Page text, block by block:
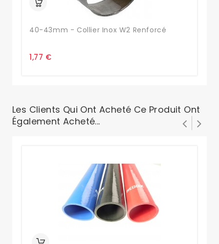
40-43mm - Collier Inox W2 Renforcé
1,77 €
Les Clients Qui Ont Acheté Ce Produit Ont
Également Acheté...